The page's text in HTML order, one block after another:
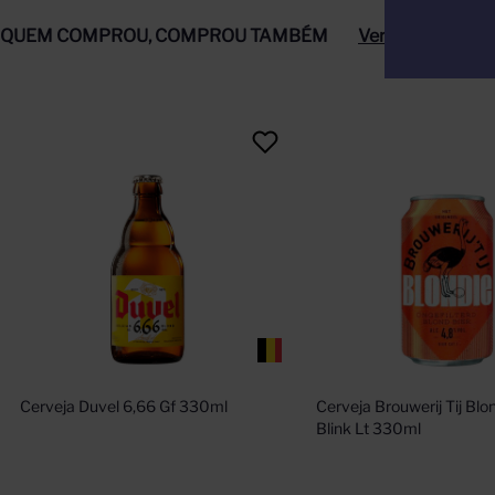
QUEM COMPROU, COMPROU TAMBÉM Ver tudo
Cerveja Duvel 6,66 Gf 330ml
Cerveja Brouwerij Tij
Blink Lt 330ml